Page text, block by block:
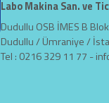
Labo Makina San. ve
Dudullu OSB İMES B
Dudullu / Ümraniye /
Tel : 0216 329 11 77 -